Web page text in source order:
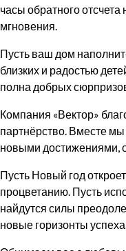
часы обратного
мгновения.
Пусть ваш дом
близких и радостью
полна добрых
Компания «Вектор»
партнёрство. Вместе мы
новыми достижениями,
Пусть Новый год
процветанию. Пусть
найдутся силы
новые горизонты